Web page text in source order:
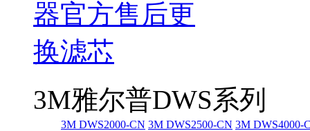
3M雅尔普DWS系列
3M DWS2000-CN 3M DWS2500-CN 3M DWS4000-